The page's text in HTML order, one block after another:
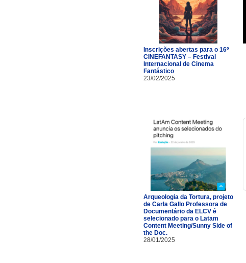
Inscrições abertas para o 16º
CINEFANTASY – Festival
Internacional de Cinema
Fantástico
23/02/2025
Arqueologia da Tortura, projeto
de Carla Gallo Professora de
Documentário da ELCV é
selecionado para o Latam
Content Meeting/Sunny Side of
the Doc.
28/01/2025